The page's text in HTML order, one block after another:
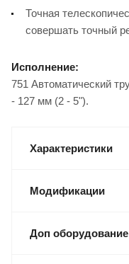
Точная
совершать точный
Исполнение:
751 Автоматический
- 127 мм (2 - 5").
Характеристики
Модификации
Доп оборудование